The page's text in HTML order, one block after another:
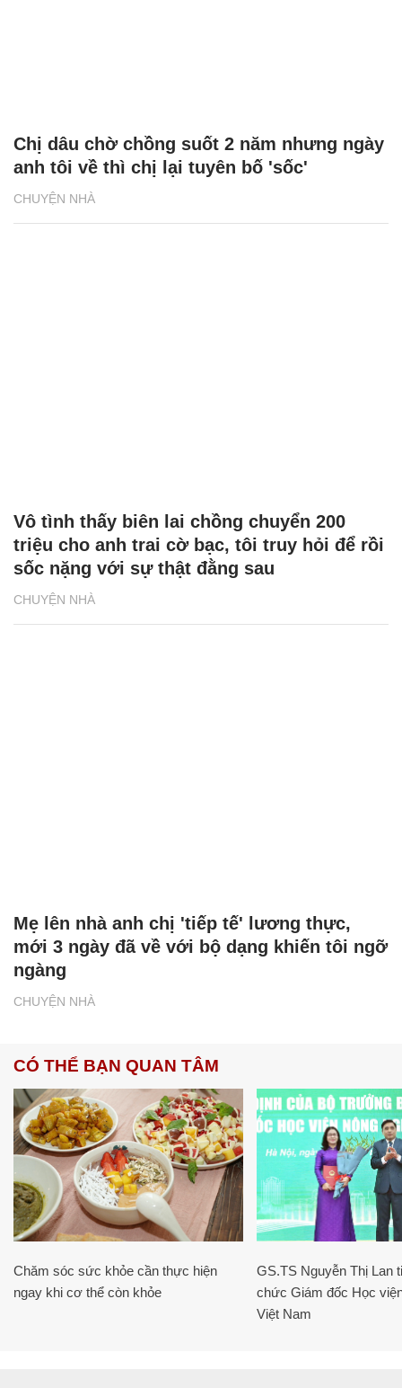
CHUYỆN NHÀ
Chị dâu chờ chồng suốt 2 năm nhưng ngày
anh tôi về thì chị lại tuyên bố 'sốc'
CHUYỆN NHÀ
Vô tình thấy biên lai chồng chuyển 200
triệu cho anh trai cờ bạc, tôi truy hỏi để rồi
sốc nặng với sự thật đằng sau
CHUYỆN NHÀ
Mẹ lên nhà anh chị 'tiếp tế' lương thực,
mới 3 ngày đã về với bộ dạng khiến tôi ngỡ
ngàng
CÓ THỂ BẠN QUAN TÂM
Chăm sóc sức khỏe cần thực hiện
ngay khi cơ thể còn khỏe
GS.TS Nguyễn Thị Lan
chức Giám đốc Học
Việt Nam